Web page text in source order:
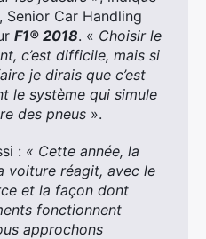
Senior Car Handling
F1® 2018. « Choisir le
c’est difficile, mais si
je dirais que c’est
le système qui simule
des pneus ».
: « Cette année, la
voiture réagit, avec le
et la façon dont
fonctionnent
approchons